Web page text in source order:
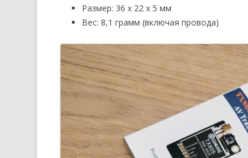
Размер: 36 х 22 х 5 мм
Вес: 8,1 грамм (включая провода)